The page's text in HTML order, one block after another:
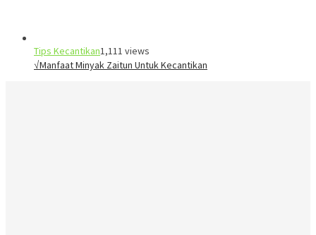
Tips Kecantikan1,111 views
√Manfaat Minyak Zaitun Untuk Kecantikan